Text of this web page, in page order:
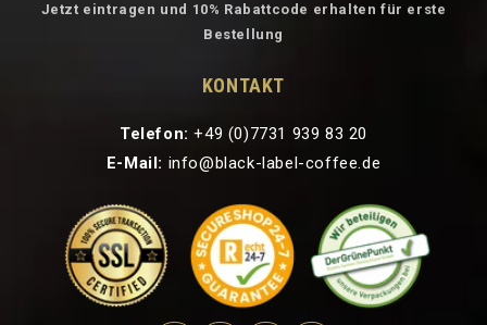
Jetzt eintragen und 10% Rabattcode erhalten für erste
Bestellung
KONTAKT
Telefon: +49 (0)7731 939 83 20
E-Mail: info@black-label-coffee.de